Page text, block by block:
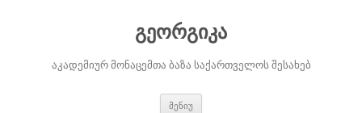
გეორგიკა
აკადემიურ მონაცემთა ბაზა საქართველოს შესახებ
მენიუ